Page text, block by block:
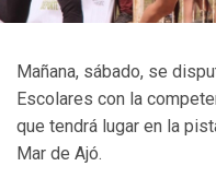
Mañana, sábado, se
Escolares con la
que tendrá lugar en la
Mar de Ajó.